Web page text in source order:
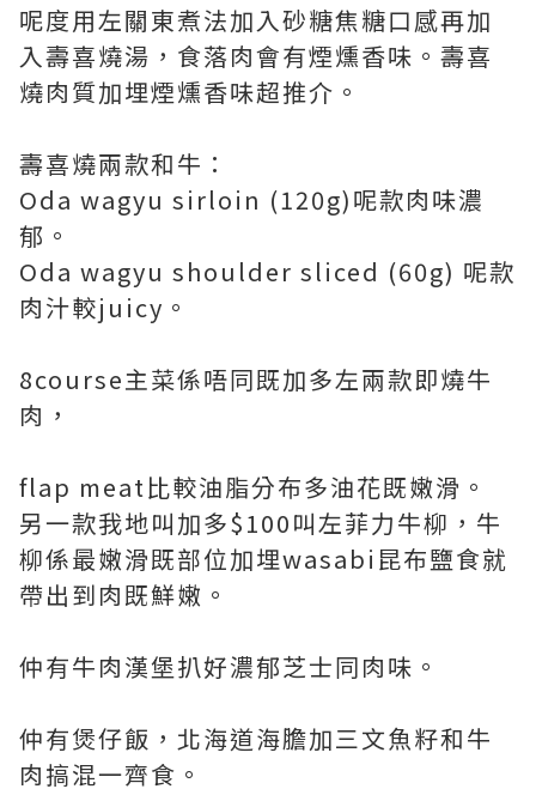
呢度用左關東煮法加入砂糖焦糖口感再加
入壽喜燒湯，食落肉會有煙燻香味。壽喜
燒肉質加埋煙燻香味超推介。
壽喜燒兩款和牛：
Oda wagyu sirloin (120g)呢款肉味濃
郁。
Oda wagyu shoulder sliced (60g) 呢款
肉汁較juicy。
8course主菜係唔同既加多左兩款即燒牛
肉，
flap meat比較油脂分布多油花既嫩滑。
另一款我地叫加多$100叫左菲力牛柳，牛
柳係最嫩滑既部位加埋wasabi昆布鹽食就
帶出到肉既鮮嫩。
仲有牛肉漢堡扒好濃郁芝士同肉味。
仲有煲仔飯，北海道海膽加三文魚籽和牛
肉搞混一齊食。